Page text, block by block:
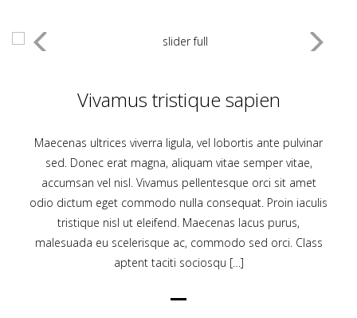
Vivamus tristique sapien
Maecenas ultrices viverra ligula, vel lobortis ante pulvinar
sed. Donec erat magna, aliquam vitae semper vitae,
accumsan vel nisl. Vivamus pellentesque orci sit amet
odio dictum eget commodo nulla consequat. Proin iaculis
tristique nisl ut eleifend. Maecenas lacus purus,
malesuada eu scelerisque ac, commodo sed orci. Class
aptent taciti sociosqu […]